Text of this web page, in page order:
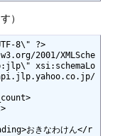
）
8\" ?>
2001/XMLSche
xsi:schemaLo
おきなわけん</r